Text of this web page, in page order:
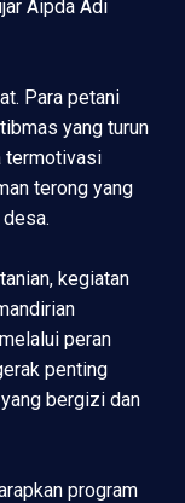
Aipda Adi
Para petani
yang turun
termotivasi
terong yang
kegiatan
peran
penting
bergizi dan
program